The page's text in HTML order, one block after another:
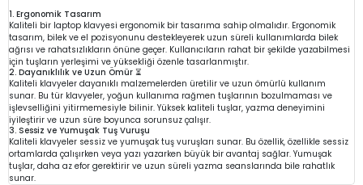
1. Ergonomik Tasarım
Kaliteli bir laptop klavyesi ergonomik bir tasarıma sahip olmalıdır. Ergonomik
tasarım, bilek ve el pozisyonunu destekleyerek uzun süreli kullanımlarda bilek
ağrısı ve rahatsızlıkların önüne geçer. Kullanıcıların rahat bir şekilde yazabilmesi
için tuşların yerleşimi ve yüksekliği özenle tasarlanmıştır.
2. Dayanıklılık ve Uzun Ömür ⏳
Kaliteli klavyeler dayanıklı malzemelerden üretilir ve uzun ömürlü kullanım
sunar. Bu tür klavyeler, yoğun kullanıma rağmen tuşlarının bozulmaması ve
işlevselliğini yitirmemesiyle bilinir. Yüksek kaliteli tuşlar, yazma deneyimini
iyileştirir ve uzun süre boyunca sorunsuz çalışır.
3. Sessiz ve Yumuşak Tuş Vuruşu
Kaliteli klavyeler sessiz ve yumuşak tuş vuruşları sunar. Bu özellik, özellikle sessiz
ortamlarda çalışırken veya yazı yazarken büyük bir avantaj sağlar. Yumuşak
tuşlar, daha az efor gerektirir ve uzun süreli yazma seanslarında bile rahatlık
sunar.